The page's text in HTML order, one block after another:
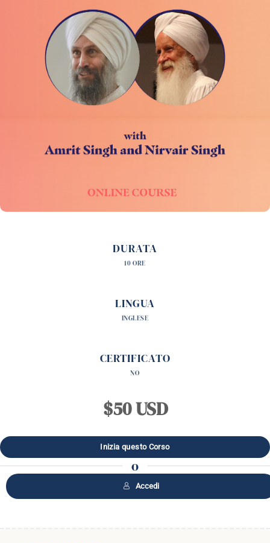
DURATA
10 ORE
LINGUA
INGLESE
CERTIFICATO
NO
$50 USD
o
Accedi